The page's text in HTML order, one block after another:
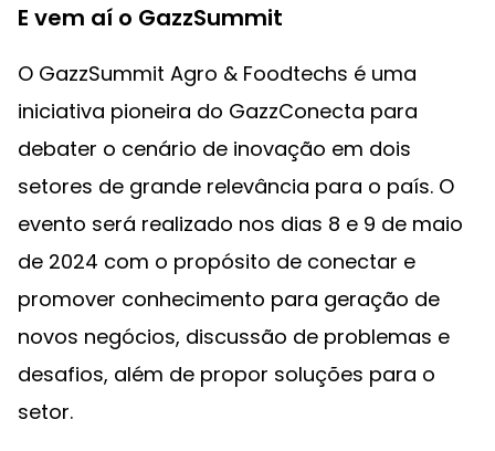
E vem aí o GazzSummit
O GazzSummit Agro & Foodtechs é uma
iniciativa pioneira do GazzConecta para
debater o cenário de inovação em dois
setores de grande relevância para o país. O
evento será realizado nos dias 8 e 9 de maio
de 2024 com o propósito de conectar e
promover conhecimento para geração de
novos negócios, discussão de problemas e
desafios, além de propor soluções para o
setor.